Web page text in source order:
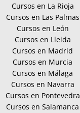
Cursos en La Rioja
Cursos en Las Palmas
Cursos en León
Cursos en Lleida
Cursos en Madrid
Cursos en Murcia
Cursos en Málaga
Cursos en Navarra
Cursos en Pontevedra
Cursos en Salamanca